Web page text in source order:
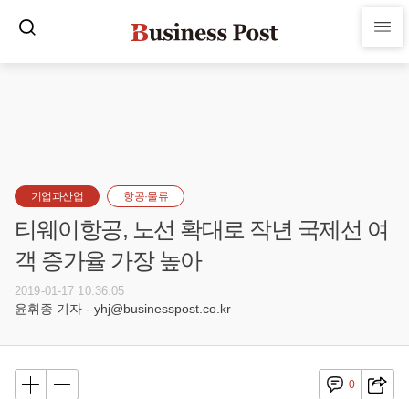
기업과산업 항공·물류
티웨이항공, 노선 확대로 작년 국제선 여
객 증가율 가장 높아
2019-01-17 10:36:05
윤휘종 기자 - yhj@businesspost.co.kr
0